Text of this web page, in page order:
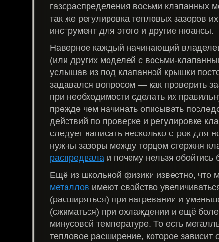
газораспределения восьми клапанных
так же регулировка тепловых зазоров
инструмент для этого и другие нюансы.
Наверное каждый начинающий
(или других моделей с восьми-
услышав из под клапанной крышки
задавался вопросом — как проверить
при необходимости сделать их
прежде чем начинать описывать
действий по проверке и регулировке
следует написать несколько строк для
нужны зазоры между торцом стержня
распредвала и почему нельзя обойтись
Ещё из школьной физики известно, что
металлов имеют свойство
(расширяться) при нагревании и
(сжиматься) при охлаждении и ещё
минусовой температуре. То есть
тепловое расширение, которое зависит